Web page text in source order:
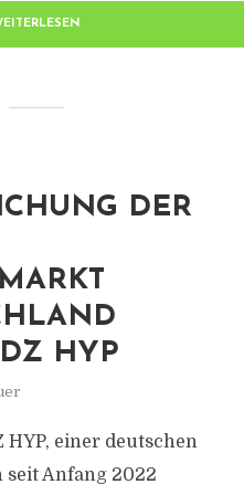
DER
HYP
einer deutschen
Anfang 2022